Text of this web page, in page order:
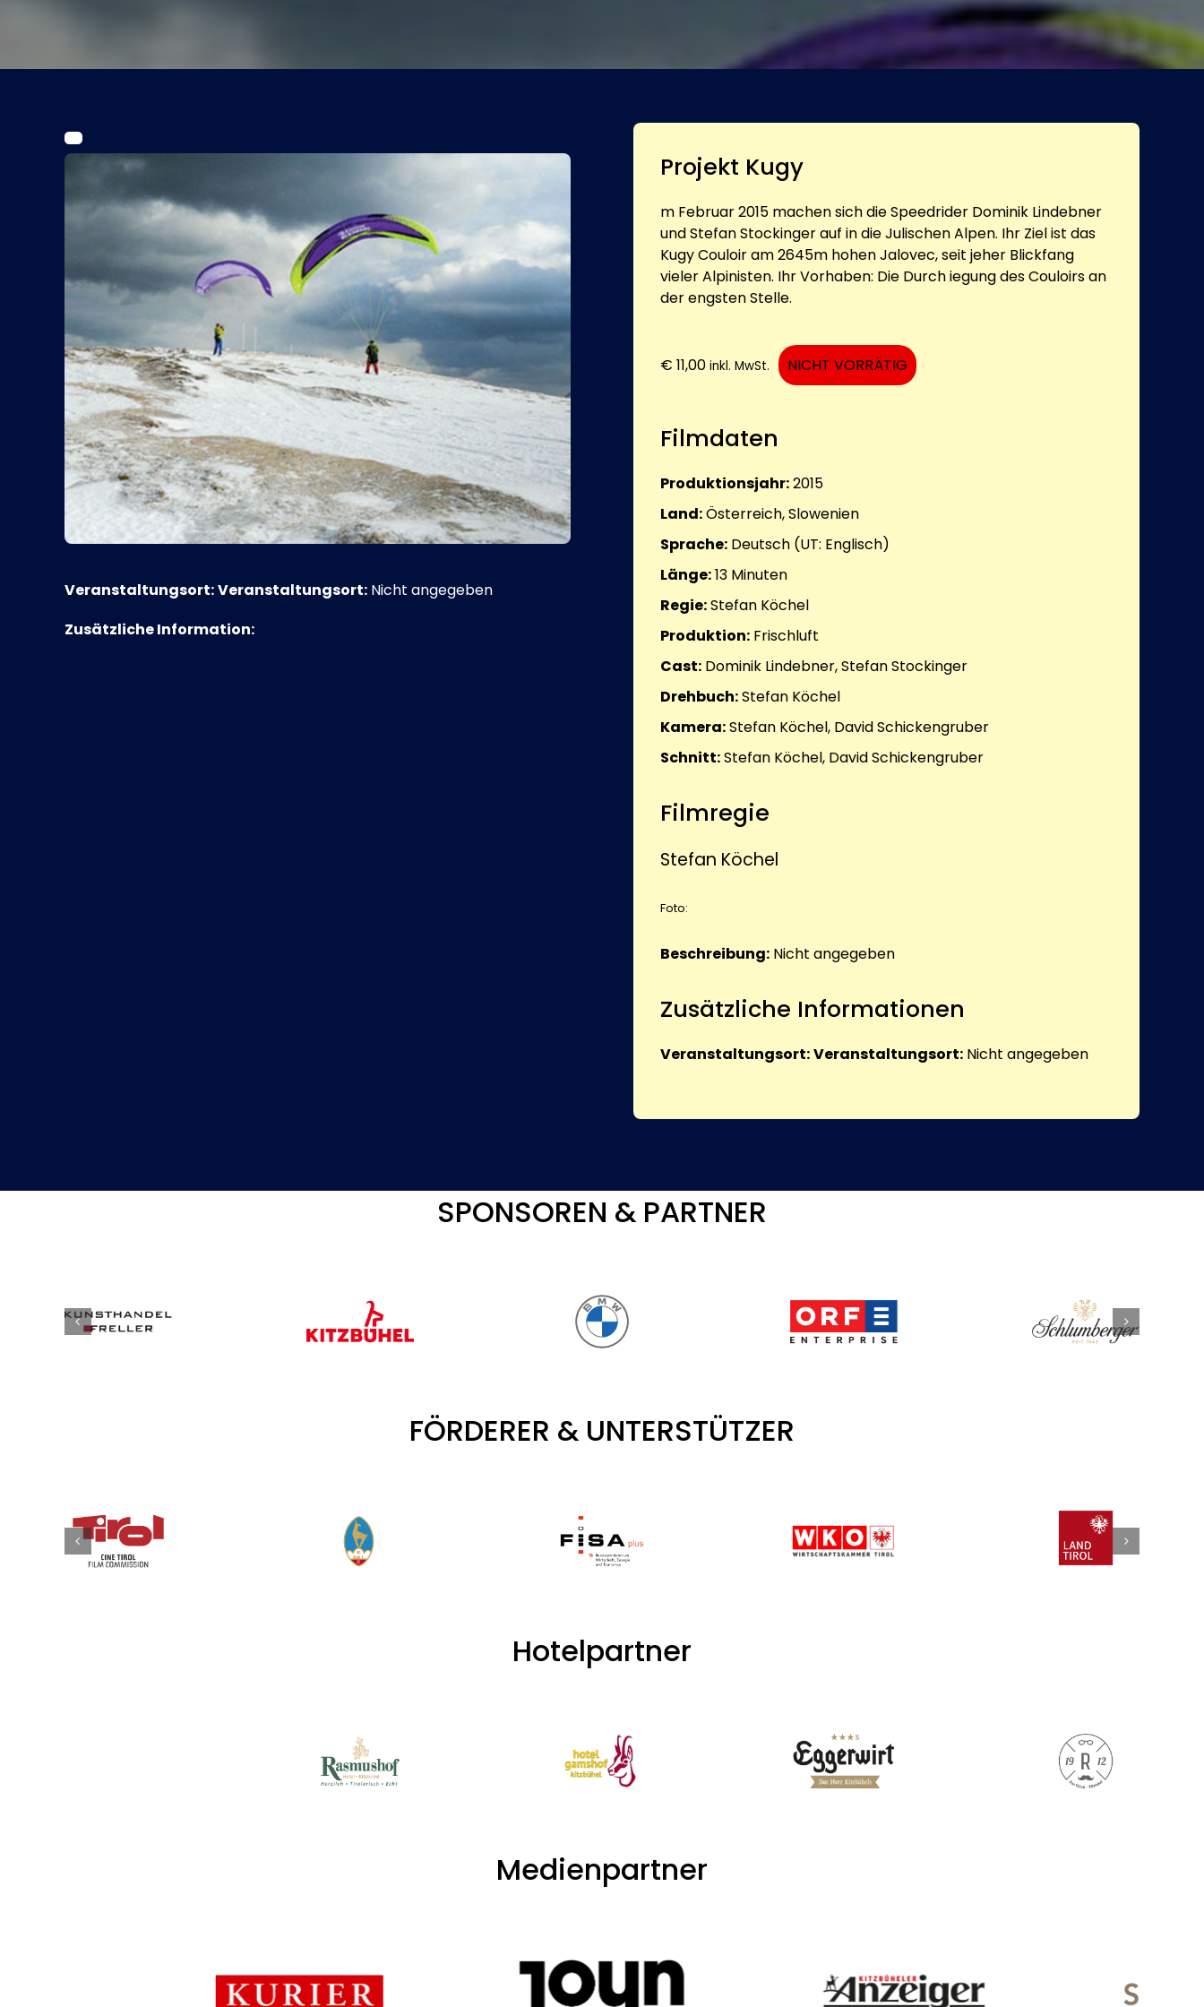
Veranstaltungsort:Veranstaltungsort: Nicht angegeben
Zusätzliche Information:
Projekt Kugy
m Februar 2015 machen sich die Speedrider Dominik Lindebner
und Stefan Stockinger auf in die Julischen Alpen. Ihr Ziel ist das
Kugy Couloir am 2645m hohen Jalovec, seit jeher Blickfang
vieler Alpinisten. Ihr Vorhaben: Die Durch iegung des Couloirs an
der engsten Stelle.
€ 11,00 inkl. MwSt. NICHT VORRÄTIG
Filmdaten
Produktionsjahr:2015
Land:Österreich, Slowenien
Sprache: Deutsch (UT: Englisch)
Länge:13 Minuten
Regie:Stefan Köchel
Produktion: Frischluft
Cast: Dominik Lindebner, Stefan Stockinger
Drehbuch:Stefan Köchel
Kamera:Stefan Köchel, David Schickengruber
Schnitt:Stefan Köchel, David Schickengruber
Filmregie
Stefan Köchel
Foto:
Beschreibung: Nicht angegeben
Zusätzliche Informationen
Veranstaltungsort:Veranstaltungsort: Nicht angegeben
SPONSOREN & PARTNER
FÖRDERER & UNTERSTÜTZER
Hotelpartner
Medienpartner